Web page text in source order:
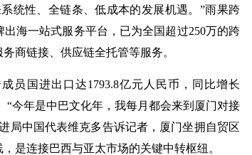
统性、全链条、低成本的发展机遇。”雨果跨
海一站式服务平台，已为全国超过250万的跨
商链接、供应链全托管等服务。
员国进出口达1793.8亿元人民币，同比增长
“今年是中巴文化年，我每月都会来到厦门对接
局中国代表维克多告诉记者，厦门坐拥自贸区
是连接巴西与亚太市场的关键中转枢纽。